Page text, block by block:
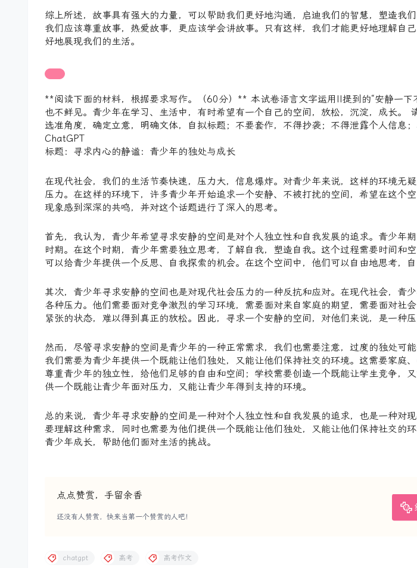
综上所述，故事具有强大的力量，可以帮助我们更好地沟通，启迪我们的智慧，塑造我
我们应该尊重故事，热爱故事，更应该学会讲故事。只有这样，我们才能更好地理解自
好地展现我们的生活。
**阅读下面的材料，根据要求写作。（60分）** 本试卷语言文字运用II提到的“安静一下
也不鲜见。青少年在学习、生活中，有时希望有一个自己的空间，放松，沉淀，成长。
选准角度，确定立意，明确文体，自拟标题；不要套作，不得抄袭；不得泄露个人信息；
ChatGPT
标题：寻求内心的静谧：青少年的独处与成长
在现代社会，我们的生活节奏快速，压力大，信息爆炸。对青少年来说，这样的环境无
压力。在这样的环境下，许多青少年开始追求一个安静、不被打扰的空间，希望在这个
现象感到深深的共鸣，并对这个话题进行了深入的思考。
首先，我认为，青少年希望寻求安静的空间是对个人独立性和自我发展的追求。青少年
时期。在这个时期，青少年需要独立思考，了解自我，塑造自我。这个过程需要时间和
可以给青少年提供一个反思、自我探索的机会。在这个空间中，他们可以自由地思考，自
其次，青少年寻求安静的空间也是对现代社会压力的一种反抗和应对。在现代社会，青
各种压力。他们需要面对竞争激烈的学习环境，需要面对来自家庭的期望，需要面对社
紧张的状态，难以得到真正的放松。因此，寻求一个安静的空间，对他们来说，是一种
然而，尽管寻求安静的空间是青少年的一种正常需求，我们也需要注意，过度的独处可
我们需要为青少年提供一个既能让他们独处，又能让他们保持社交的环境。这需要家庭
尊重青少年的独立性，给他们足够的自由和空间；学校需要创造一个既能让学生竞争，
供一个既能让青少年面对压力，又能让青少年得到支持的环境。
总的来说，青少年寻求安静的空间是一种对个人独立性和自我发展的追求，也是一种对
要理解这种需求，同时也需要为他们提供一个既能让他们独处，又能让他们保持社交的
青少年成长，帮助他们面对生活的挑战。
点点赞赏，手留余香
还没有人赞赏，快来当第一个赞赏的人吧！
chatgpt 高考 高考作文